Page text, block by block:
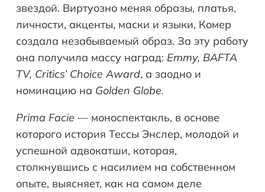
звездой. Виртуозно меняя образы, платья,
личности, акценты, маски и языки, Комер
создала незабываемый образ. За эту работу
она получила массу наград: Emmy, BAFTA
TV, Critics’ Choice Award, а заодно и
номинацию на Golden Globe.
Prima Facie — моноспектакль, в основе
которого история Тессы Энслер, молодой и
успешной адвокатши, которая,
столкнувшись с насилием на собственном
опыте, выясняет, как на самом деле